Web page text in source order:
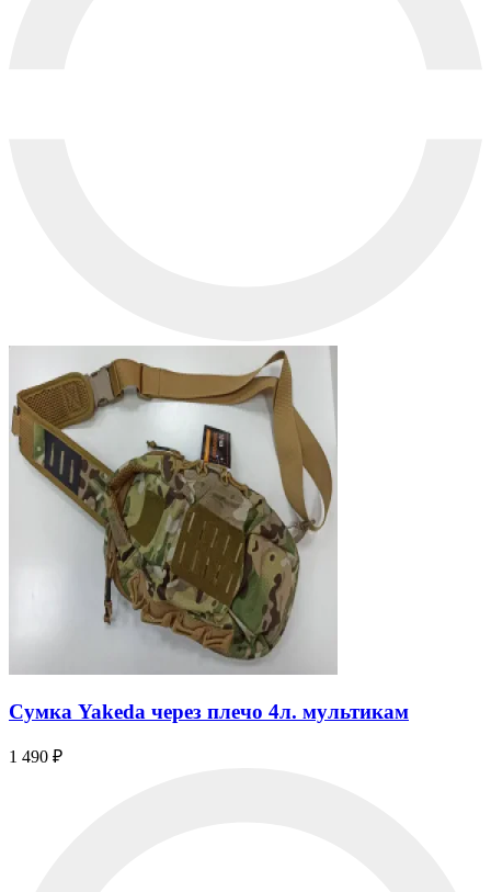
Сумка Yakeda через плечо 4л. мультикам
1 490 ₽